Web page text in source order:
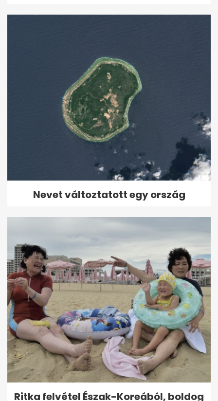
Nevet változtatott egy ország
Ritka felvétel Észak-Koreából, boldog